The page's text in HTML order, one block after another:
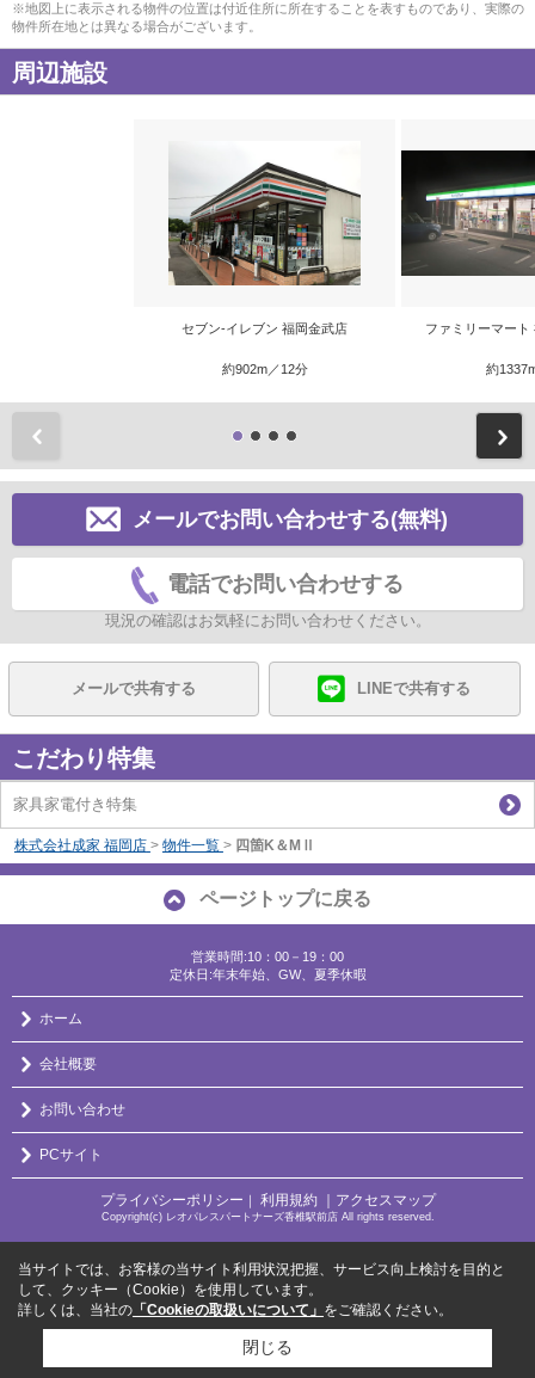
※地図上に表示される物件の位置は付近住所に所在することを表すものであり、実際の
物件所在地とは異なる場合がございます。
周辺施設
セブン-イレブン 福岡金武店
約902m／12分
ファミリーマー
約
メールでお問い合わせする(無料)
電話でお問い合わせする
現況の確認はお気軽にお問い合わせください。
メールで共有する LINEで共有する
こだわり特集
家具家電付き特集
株式会社成家 福岡店 > 物件一覧 > 四箇K＆MⅡ
ページトップに戻る
営業時間:10：00－19：00
定休日:年末年始、GW、夏季休暇
ホーム
会社概要
お問い合わせ
PCサイト
プライバシーポリシー 利用規約 ｜アクセスマップ
Copyright(c) レオパレスパートナーズ香椎駅前店 All rights reserved.
当サイトでは、お客様の当サイト利用状況把握、サービス向上検討を目的と
して、クッキー（Cookie）を使用しています。
詳しくは、当社の 「Cookieの取扱いについて」 をご確認ください。
閉じる